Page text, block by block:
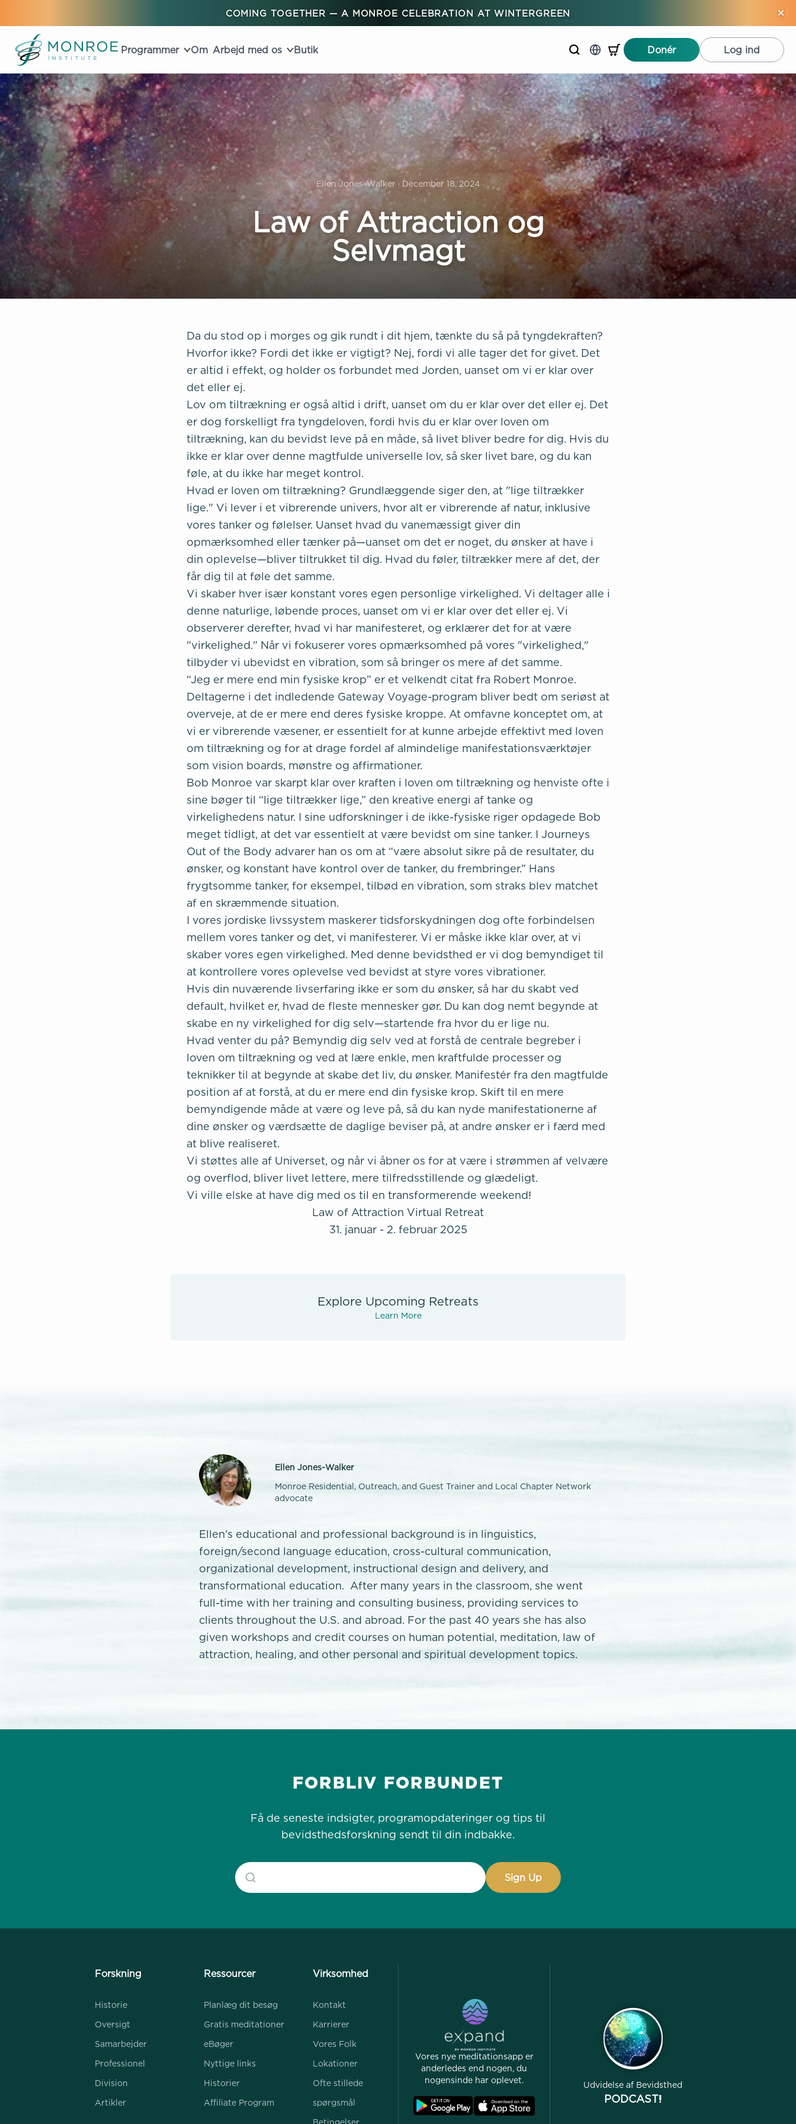
COMING TOGETHER — A MONROE CELEBRATION AT WINTERGREEN ×
Programmer Om Arbejd med os Butik Donér Log ind
Ellen Jones-Walker · December 18, 2024
Law of Attraction og
Selvmagt
Da du stod op i morges og gik rundt i dit hjem, tænkte du så på tyngdekraften?
Hvorfor ikke? Fordi det ikke er vigtigt? Nej, fordi vi alle tager det for givet. Det
er altid i effekt, og holder os forbundet med Jorden, uanset om vi er klar over
det eller ej.
Lov om tiltrækning er også altid i drift, uanset om du er klar over det eller ej. Det
er dog forskelligt fra tyngdeloven, fordi hvis du er klar over loven om
tiltrækning, kan du bevidst leve på en måde, så livet bliver bedre for dig. Hvis du
ikke er klar over denne magtfulde universelle lov, så sker livet bare, og du kan
føle, at du ikke har meget kontrol.
Hvad er loven om tiltrækning? Grundlæggende siger den, at "lige tiltrækker
lige." Vi lever i et vibrerende univers, hvor alt er vibrerende af natur, inklusive
vores tanker og følelser. Uanset hvad du vanemæssigt giver din
opmærksomhed eller tænker på—uanset om det er noget, du ønsker at have i
din oplevelse—bliver tiltrukket til dig. Hvad du føler, tiltrækker mere af det, der
får dig til at føle det samme.
Vi skaber hver især konstant vores egen personlige virkelighed. Vi deltager alle i
denne naturlige, løbende proces, uanset om vi er klar over det eller ej. Vi
observerer derefter, hvad vi har manifesteret, og erklærer det for at være
"virkelighed." Når vi fokuserer vores opmærksomhed på vores "virkelighed,"
tilbyder vi ubevidst en vibration, som så bringer os mere af det samme.
“Jeg er mere end min fysiske krop” er et velkendt citat fra Robert Monroe.
Deltagerne i det indledende Gateway Voyage-program bliver bedt om seriøst at
overveje, at de er mere end deres fysiske kroppe. At omfavne konceptet om, at
vi er vibrerende væsener, er essentielt for at kunne arbejde effektivt med loven
om tiltrækning og for at drage fordel af almindelige manifestationsværktøjer
som vision boards, mønstre og affirmationer.
Bob Monroe var skarpt klar over kraften i loven om tiltrækning og henviste ofte i
sine bøger til “lige tiltrækker lige,” den kreative energi af tanke og
virkelighedens natur. I sine udforskninger i de ikke-fysiske riger opdagede Bob
meget tidligt, at det var essentielt at være bevidst om sine tanker. I Journeys
Out of the Body advarer han os om at “være absolut sikre på de resultater, du
ønsker, og konstant have kontrol over de tanker, du frembringer.” Hans
frygtsomme tanker, for eksempel, tilbød en vibration, som straks blev matchet
af en skræmmende situation.
I vores jordiske livssystem maskerer tidsforskydningen dog ofte forbindelsen
mellem vores tanker og det, vi manifesterer. Vi er måske ikke klar over, at vi
skaber vores egen virkelighed. Med denne bevidsthed er vi dog bemyndiget til
at kontrollere vores oplevelse ved bevidst at styre vores vibrationer.
Hvis din nuværende livserfaring ikke er som du ønsker, så har du skabt ved
default, hvilket er, hvad de fleste mennesker gør. Du kan dog nemt begynde at
skabe en ny virkelighed for dig selv—startende fra hvor du er lige nu.
Hvad venter du på? Bemyndig dig selv ved at forstå de centrale begreber i
loven om tiltrækning og ved at lære enkle, men kraftfulde processer og
teknikker til at begynde at skabe det liv, du ønsker. Manifestér fra den magtfulde
position af at forstå, at du er mere end din fysiske krop. Skift til en mere
bemyndigende måde at være og leve på, så du kan nyde manifestationerne af
dine ønsker og værdsætte de daglige beviser på, at andre ønsker er i færd med
at blive realiseret.
Vi støttes alle af Universet, og når vi åbner os for at være i strømmen af velvære
og overflod, bliver livet lettere, mere tilfredsstillende og glædeligt.
Vi ville elske at have dig med os til en transformerende weekend!
Law of Attraction Virtual Retreat
31. januar - 2. februar 2025
Explore Upcoming Retreats
Learn More
Ellen Jones-Walker
Monroe Residential, Outreach, and Guest Trainer and Local Chapter Network
advocate
Ellen’s educational and professional background is in linguistics,
foreign/second language education, cross-cultural communication,
organizational development, instructional design and delivery, and
transformational education. After many years in the classroom, she went
full-time with her training and consulting business, providing services to
clients throughout the U.S. and abroad. For the past 40 years she has also
given workshops and credit courses on human potential, meditation, law of
attraction, healing, and other personal and spiritual development topics.
FORBLIV FORBUNDET
Få de seneste indsigter, programopdateringer og tips til
bevidsthedsforskning sendt til din indbakke.
Forskning
Historie
Oversigt
Samarbejder
Professionel
Division
Artikler
Ressourcer
Planlæg dit besøg
Gratis meditationer
eBøger
Nyttige links
Historier
Affiliate Program
Virksomhed
Kontakt
Karrierer
Vores Folk
Lokationer
Ofte stillede
spørgsmål
Betingelser
Vores nye meditationsapp er
anderledes end nogen, du
nogensinde har oplevet.
Udvidelse af Bevidsthed
PODCAST!